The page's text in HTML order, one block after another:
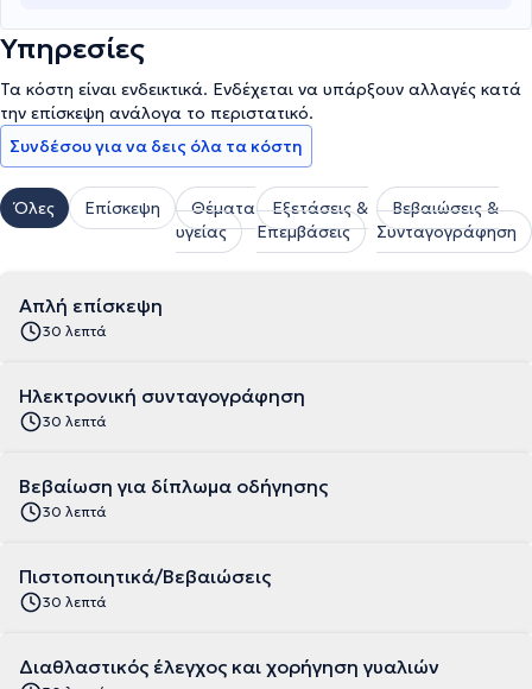
Υπηρεσίες
Τα κόστη είναι ενδεικτικά. Ενδέχεται να υπάρξουν αλλαγές κατά
την επίσκεψη ανάλογα το περιστατικό.
Συνδέσου για να δεις όλα τα κόστη
Όλες Επίσκεψη
Θέματα
υγείας
Εξετάσεις &
Επεμβάσεις
Βεβαιώσεις &
Συνταγογράφηση
Απλή επίσκεψη
30 λεπτά
Ηλεκτρονική συνταγογράφηση
30 λεπτά
Βεβαίωση για δίπλωμα οδήγησης
30 λεπτά
Πιστοποιητικά/Βεβαιώσεις
30 λεπτά
Διαθλαστικός έλεγχος και χορήγηση γυαλιών